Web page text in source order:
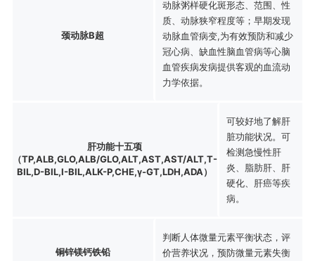
颈动脉B超
动脉粥样硬化斑形态、范围、性
质、动脉狭窄程度等；早期发现
动脉血管病变,为有效预防和减少
冠心病、缺血性脑血管病等心脑
血管疾病发病提供客观的血流动
力学依据。
肝功能十五项
（TP,ALB,GLO,ALB/GLO,ALT,AST,AST/ALT,T-
BIL,D-BIL,I-BIL,ALK-P,CHE,γ-GT,LDH,ADA）
可较好地了解肝
脏功能状况。可
检测急慢性肝
炎、脂肪肝、肝
硬化、肝癌等疾
病。
铜锌镁钙铁铅
判断人体微量元素平衡状态，评
价营养状况，预防微量元素失衡